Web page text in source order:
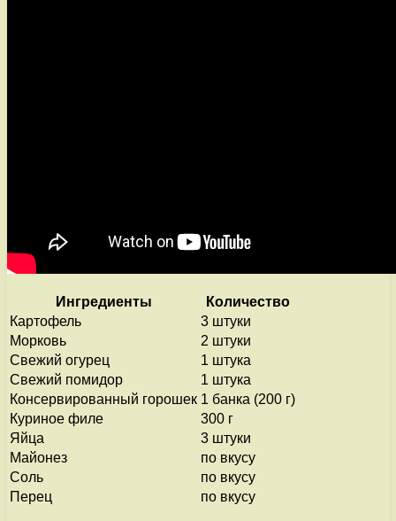
Ингредиенты
Количество
Картофель
3 штуки
Морковь
2 штуки
Свежий огурец
1 штука
Свежий помидор
1 штука
Консервированный горошек 1 банка (200 г)
Куриное филе
300 г
Яйца
3 штуки
Майонез
по вкусу
Соль
по вкусу
Перец
по вкусу